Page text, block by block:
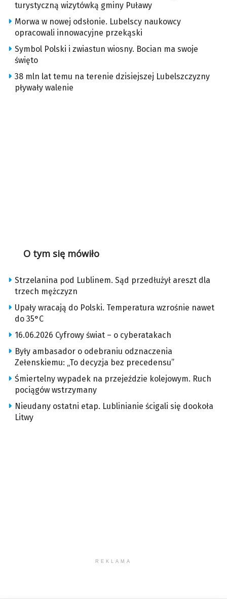
turystyczną wizytówką gminy Puławy
Morwa w nowej odsłonie. Lubelscy naukowcy
opracowali innowacyjne przekąski
Symbol Polski i zwiastun wiosny. Bocian ma swoje
święto
38 mln lat temu na terenie dzisiejszej Lubelszczyzny
pływały walenie
O tym się mówiło
Strzelanina pod Lublinem. Sąd przedłużył areszt dla
trzech mężczyzn
Upały wracają do Polski. Temperatura wzrośnie nawet
do 35°C
16.06.2026 Cyfrowy świat – o cyberatakach
Były ambasador o odebraniu odznaczenia
Zełenskiemu: „To decyzja bez precedensu”
Śmiertelny wypadek na przejeździe kolejowym. Ruch
pociągów wstrzymany
Nieudany ostatni etap. Lublinianie ścigali się dookoła
Litwy
REKLAMA